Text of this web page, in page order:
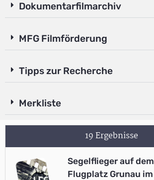
Dokumentarfilmarchiv
MFG Filmförderung
Tipps zur Recherche
Merkliste
19 Ergebnisse
Segelflieger auf dem
Flugplatz Grunau im